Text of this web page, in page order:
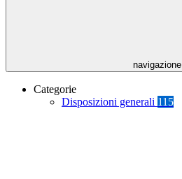
navigazione
Categorie
Disposizioni generali 115